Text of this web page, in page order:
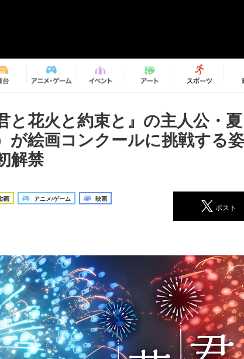
と花火と約束と』の主人公・
が絵画コンクールに挑戦する
解禁
画 アニメ/ゲーム 映画
ポスト